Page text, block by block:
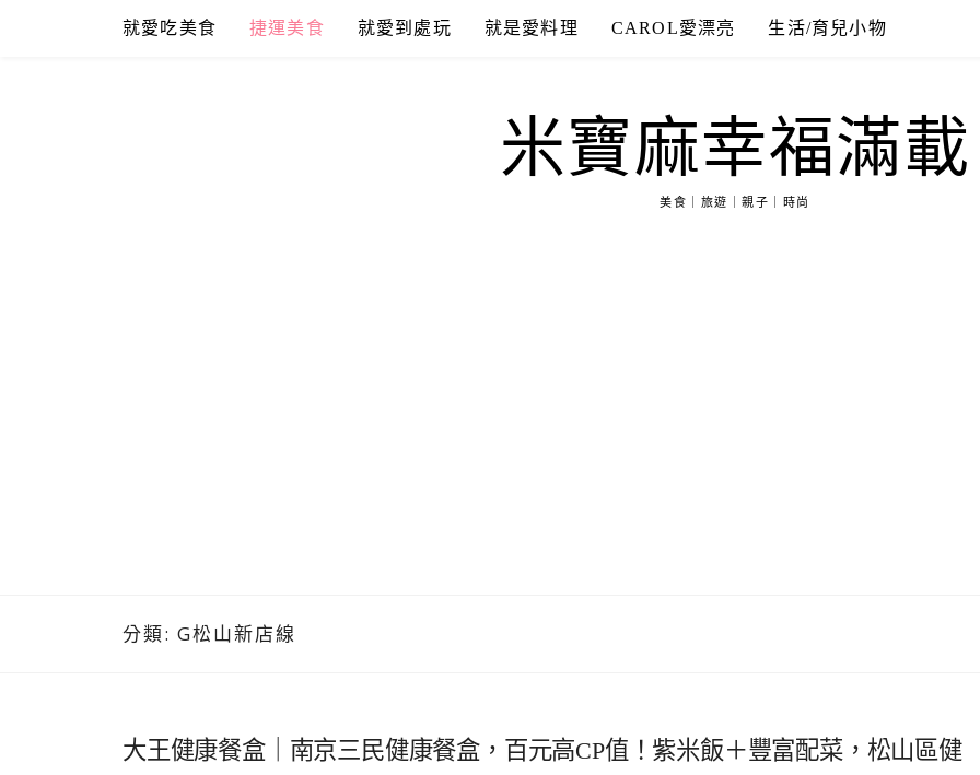
就愛吃美食 捷運美食 就愛到處玩 就是愛料理 CAROL愛漂亮 生活/育兒小物
米寶麻幸福滿載
美食｜旅遊｜親子｜時尚
分類: G松山新店線
大王健康餐盒｜南京三民健康餐盒，百元高CP值！紫米飯＋豐富配菜，松山區健